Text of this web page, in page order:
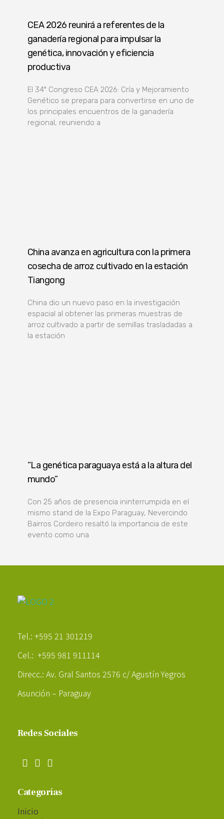
CEA 2026 reunirá a referentes de la
ganadería regional para impulsar la
genética, innovación y eficiencia
productiva
El 34º Congreso CEA 2026: Cría y Mejoramiento
Genético se prepara para convertirse en uno de
los principales encuentros de la ganadería
regional, reuniendo a
China avanza en agricultura con la primera
cosecha de arroz cultivado en la estación
Tiangong
China dio un nuevo paso en la investigación
espacial al obtener las primeras muestras de
arroz cultivado a partir de semillas trasladadas a
la estación
“La genética paraguaya está a la altura del
mundo”
Con 25 años de presencia ininterrumpida en el
mismo stand de la Expo Paraguay, Nevercindo
Bairros Cordeiro resaltó la importancia de este
evento como una
Tel.: +595 21 301219
Cel.: +595 981 911114
Direcc.: Av. Gral Santos 2576 c/ Agustín Yegros
Asunción – Paraguay
Redes Sociales
Categorías
Inicio